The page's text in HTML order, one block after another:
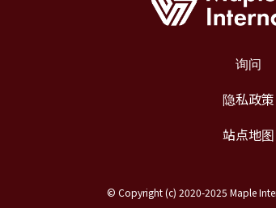
询问
隐私政策
站点地图
© Copyright (c) 2020-2025 Maple